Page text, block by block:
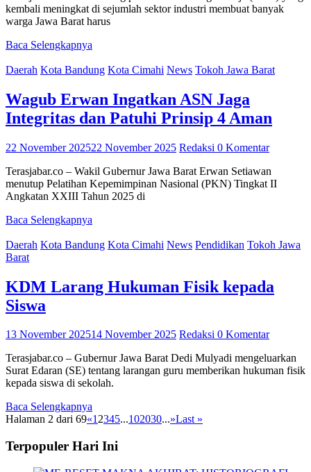
kembali meningkat di sejumlah sektor industri membuat banyak
warga Jawa Barat harus
Baca Selengkapnya
Daerah Kota Bandung Kota Cimahi News Tokoh Jawa Barat
Wagub Erwan Ingatkan ASN Jaga
Integritas dan Patuhi Prinsip 4 Aman
22 November 202522 November 2025 Redaksi 0 Komentar
Terasjabar.co – Wakil Gubernur Jawa Barat Erwan Setiawan
menutup Pelatihan Kepemimpinan Nasional (PKN) Tingkat II
Angkatan XXIII Tahun 2025 di
Baca Selengkapnya
Daerah Kota Bandung Kota Cimahi News Pendidikan Tokoh Jawa
Barat
KDM Larang Hukuman Fisik kepada
Siswa
13 November 202514 November 2025 Redaksi 0 Komentar
Terasjabar.co – Gubernur Jawa Barat Dedi Mulyadi mengeluarkan
Surat Edaran (SE) tentang larangan guru memberikan hukuman fisik
kepada siswa di sekolah.
Baca Selengkapnya
Halaman 2 dari 69«12345...102030...»Last »
Terpopuler Hari Ini